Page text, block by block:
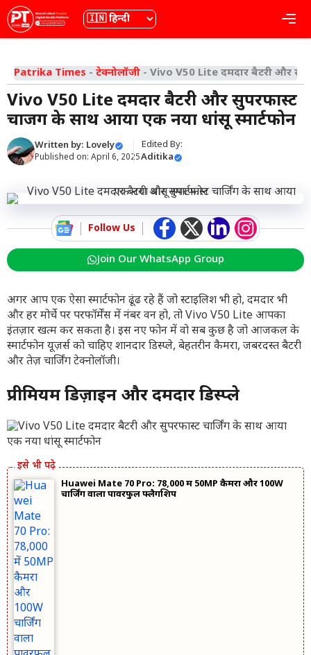
Skip
to
content
भाषा
Patrika Times - टेक्नोलॉजी - Vivo V50 Lite दमदार बैटरी और
Vivo V50 Lite दमदार बैटरी और सुपरफास्ट
चार्जिंग के साथ आया एक नया धांसू स्मार्टफोन
Written by: Lovely
Published on: April 6, 2025
Edited By:
Aditika
Follow Us
Join Our WhatsApp Group
अगर आप एक ऐसा स्मार्टफोन ढूंढ रहे हैं जो स्टाइलिश भी हो, दमदार भी
और हर मोर्चे पर परफॉर्मेंस में नंबर वन हो, तो Vivo V50 Lite आपका
इंतज़ार खत्म कर सकता है। इस नए फोन में वो सब कुछ है जो आजकल के
स्मार्टफोन यूज़र्स को चाहिए शानदार डिस्प्ले, बेहतरीन कैमरा, जबरदस्त बैटरी
और तेज़ चार्जिंग टेक्नोलॉजी।
प्रीमियम डिज़ाइन और दमदार डिस्प्ले
Huawei Mate 70 Pro: 78,000 में 50MP कैमरा और 100W
चार्जिंग वाला पावरफुल फ्लैगशिप